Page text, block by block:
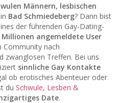
Männern, lesbischen
in Bad Schmiedeberg? Dann bist
der führenden Gay-Dating-
Millionen angemeldete User
Community nach
zwanglosen Treffen. Bei uns
sinnliche Gay Kontakte
ob erotisches Abenteuer oder
du Schwule, Lesben &
Date.